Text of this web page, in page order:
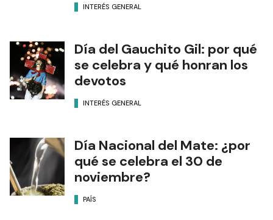
INTERÉS GENERAL
Día del Gauchito Gil: por qué
se celebra y qué honran los
devotos
INTERÉS GENERAL
Día Nacional del Mate: ¿por
qué se celebra el 30 de
noviembre?
PAÍS